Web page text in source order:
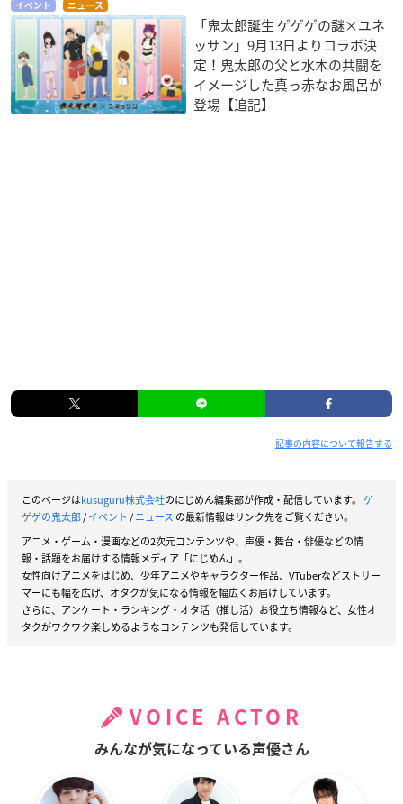
イベント ニュース
「鬼太郎誕生 ゲゲゲの謎×ユネ
ッサン」9月13日よりコラボ決
定！鬼太郎の父と水木の共闘を
イメージした真っ赤なお風呂が
登場【追記】
記事の内容について報告する
このページはkusuguru株式会社のにじめん編集部が作成・配信しています。 ゲ
ゲゲの鬼太郎/イベント /ニュース の最新情報はリンク先をご覧ください。
アニメ・ゲーム・漫画などの2次元コンテンツや、声優・舞台・俳優などの情
報・話題をお届けする情報メディア「にじめん」。
女性向けアニメをはじめ、少年アニメやキャラクター作品、VTuberなどストリー
マーにも幅を広げ、オタクが気になる情報を幅広くお届けしています。
さらに、アンケート・ランキング・オタ活（推し活）お役立ち情報など、女性オ
タクがワクワク楽しめるようなコンテンツも発信しています。
VOICE ACTOR
みんなが気になっている声優さん